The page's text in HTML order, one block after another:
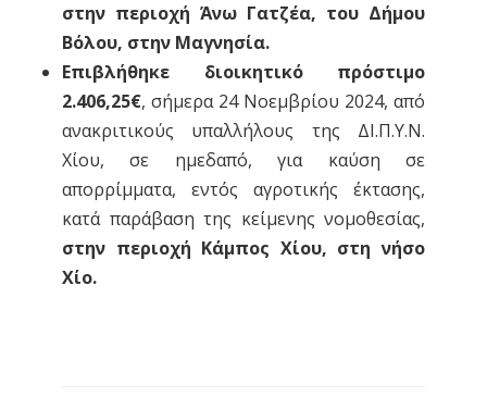
στην περιοχή Άνω Γατζέα, του Δήμου
Βόλου, στην Μαγνησία.
Επιβλήθηκε διοικητικό πρόστιμο
2.406,25€, σήμερα 24 Νοεμβρίου 2024, από
ανακριτικούς υπαλλήλους της ΔΙ.Π.Υ.Ν.
Χίου, σε ημεδαπό, για καύση σε
απορρίμματα, εντός αγροτικής έκτασης,
κατά παράβαση της κείμενης νομοθεσίας,
στην περιοχή Κάμπος Χίου, στη νήσο
Χίο.